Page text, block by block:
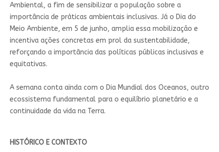
Ambiental, a fim de sensibilizar a população sobre a
importância de práticas ambientais inclusivas. Já o Dia do
Meio Ambiente, em 5 de junho, amplia essa mobilização e
incentiva ações concretas em prol da sustentabilidade,
reforçando a importância das políticas públicas inclusivas e
equitativas.
A semana conta ainda com o Dia Mundial dos Oceanos, outro
ecossistema fundamental para o equilíbrio planetário e a
continuidade da vida na Terra.
HISTÓRICO E CONTEXTO